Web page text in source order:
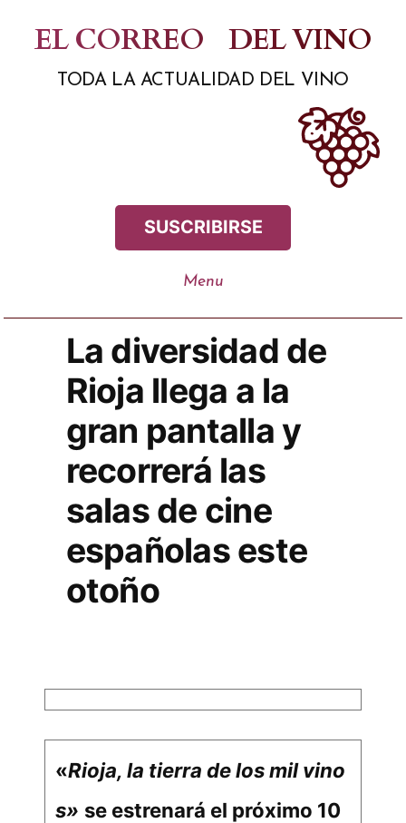
contenido
EL CORREO DEL VINO
TODA LA ACTUALIDAD DEL VINO
SUSCRIBIRSE
La diversidad de
Rioja llega a la
gran pantalla y
recorrerá las
salas de cine
españolas este
otoño
«Rioja, la tierra de los mil vino
s» se estrenará el próximo 10